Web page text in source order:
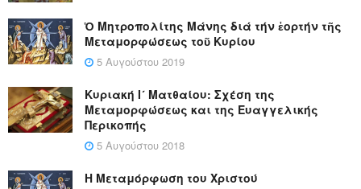
Ὁ Μητροπολίτης Μάνης διά τήν ἑορτήν τῆς
Μεταμορφώσεως τοῦ Κυρίου
5 Αυγούστου 2019
Κυριακή Ι´ Ματθαίου: Σχέση της
Μεταμορφώσεως και της Ευαγγελικής
Περικοπής
5 Αυγούστου 2018
Η Μεταμόρφωση του Χριστού